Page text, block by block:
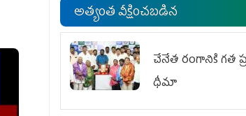
అత్యంత వీక్షించబడిన
చేనేత రంగానికి గత
ధీమా